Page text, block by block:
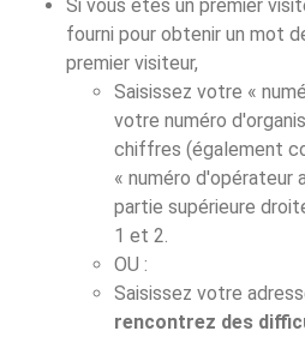
Si vous êtes un premier
fourni pour obtenir un mot
premier visiteur,
Saisissez votre «
votre numéro
chiffres (également
« numéro d'opérateur
partie supérieure
1 et 2.
OU :
Saisissez votre
rencontrez des